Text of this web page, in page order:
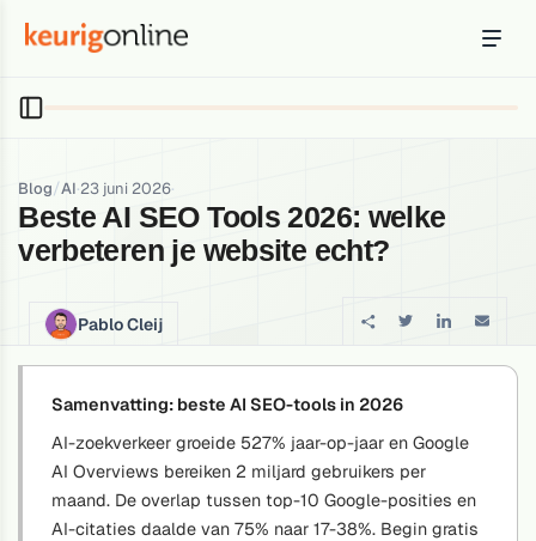
Domeinnaam
Registreer je domein
Support & kennisbank
Blog & tools
Webmail
Je mail bekijken in een online omgeving
Blog/AI·23 juni 2026·
Beste AI SEO Tools 2026: welke
verbeteren je website echt?
Pablo Cleij
Samenvatting: beste AI SEO-tools in 2026
AI-zoekverkeer groeide 527% jaar-op-jaar en Google
AI Overviews bereiken 2 miljard gebruikers per
maand. De overlap tussen top-10 Google-posities en
AI-citaties daalde van 75% naar 17-38%. Begin gratis